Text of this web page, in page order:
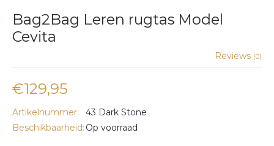
Bag2Bag Leren rugtas Model
Cevita
Reviews (0)
€129,95
Artikelnummer:
43 Dark Stone
Beschikbaarheid: Op voorraad